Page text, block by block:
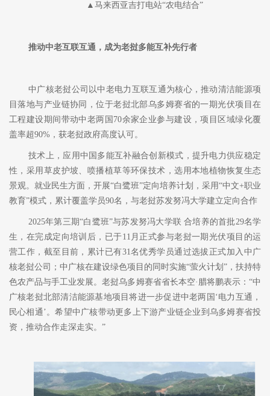
▲马来西亚吉打电站“农电结合”
推动中老互联互通，成为老挝多能互补先行者
中广核老挝公司以中老电力互联互通为核心，推动清洁能源项
目落地与产业链协同，位于老挝北部乌多姆赛省的一期光伏项目在
工程建设期间带动中老两国 70余家企业参与建设，项目区域绿化覆
盖率超90%，获老挝政府高度认可。
技术上，应用中国多能互补融合创新模式，提升电力供应稳定
性，采用草皮护坡、喷播植草等环保技术，选用本地植物恢复生态
景观。就业民生方面，开展“白鹭班”定向培养计划，采用“中文+职业
教育”模式，累计覆盖学员90名，与老挝苏发努冯大学建立定向合作
2025年第三期“白鹭班”与苏发努冯大学联 合培养的首批29名学
生，在完成定向培训后，已于11月正式参与老挝一期光伏项目的运
营工作，截至目前，累计已有31名优秀学员通过选拔正式加入中广
核老挝公司；中广核在建设绿色项目的同时实施“萤火计划”，扶持特
色农产品与手工业发展。老挝乌多姆赛省省长本空·腊将鹏表示：“中
广核老挝北部清洁能源基地项目将进一步促进中老两国‘电力互通，
民心相通’。希望中广核带动更多上下游产业链企业到乌多姆赛省投
资，推动合作走深走实。”